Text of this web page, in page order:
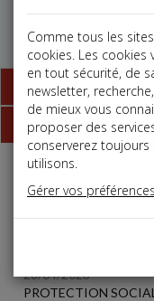
Base documentaire
Dépêches
Liste des
28/04/2023
PROTECTION
Comme tous les
cookies. Les
en tout sécurité, de
newsletter,
de mieux vous
proposer des
conserverez
utilisons.
Gérer vos préférences